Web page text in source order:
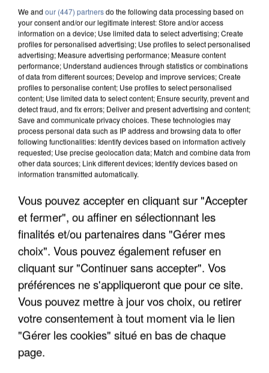
UNE TOURISTE DE L’OISE EMPORTÉE PAR UNE
COULÉE DE BOUE EN HAUTE-SAVOIE
We and our (447) partnersdo the following data processing based on
your consent and/or our legitimate interest: Store and/or access
information on a device; Use limited data to select advertising; Create
profiles for personalised advertising; Use profiles to select personalised
advertising; Measure advertising performance; Measure content
performance; Understand audiences through statistics or combinations
of data from different sources; Develop and improve services; Create
profiles to personalise content; Use profiles to select personalised
content; Use limited data to select content; Ensure security, prevent and
detect fraud, and fix errors; Deliver and present advertising and content;
Save and communicate privacy choices. These technologies may
process personal data such as IP address and browsing data to offer
following functionalities: Identify devices based on information actively
requested; Use precise geolocation data; Match and combine data from
other data sources; Link different devices; Identify devices based on
information transmitted automatically.
Vous pouvez accepter en cliquant sur "Accepter
et fermer", ou affiner en sélectionnant les
finalités et/ou partenaires dans "Gérer mes
choix". Vous pouvez également refuser en
cliquant sur "Continuer sans accepter". Vos
préférences ne s'appliqueront que pour ce site.
Vous pouvez mettre à jour vos choix, ou retirer
votre consentement à tout moment via le lien
"Gérer les cookies" situé en bas de chaque
page.